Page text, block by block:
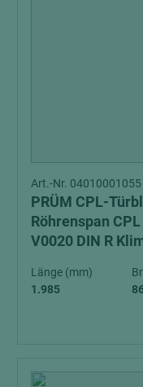
Art.-Nr. 04010001055
PRÜM CPL-
Röhrenspan
V0020 DIN R
Länge (mm)
1.985